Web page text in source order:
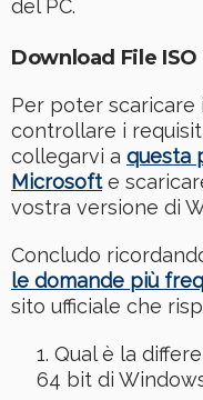
del PC.
Download File
Per poter scaricare
controllare i
collegarvi a questa
Microsofte
vostra versione di
Concludo
le domande più
sito ufficiale che
Qual è la
64 bit di